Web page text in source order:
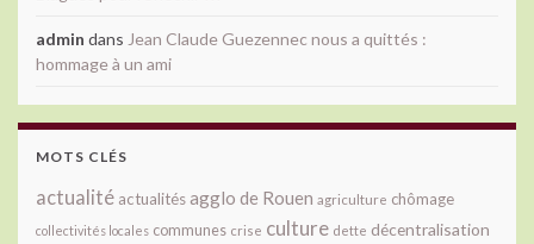
admin dans Jean Claude Guezennec nous a quittés :
hommage à un ami
MOTS CLÉS
actualité actualitésagglo de Rouen agriculture chômage
collectivités locales communes crise culture dette décentralisation